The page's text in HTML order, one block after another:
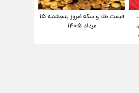
قیمت طلا و سکه امروز پنجشنبه ۱۵
مرداد ۱۴۰۵